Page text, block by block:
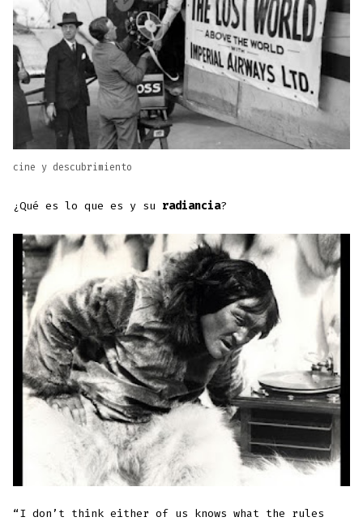
cine y descubrimiento
¿Qué es lo que es y su radiancia?
“I don’t think either of us knows what the rules